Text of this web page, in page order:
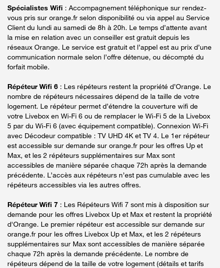
Spécialistes Wifi : Accompagnement téléphonique sur rendez-
vous pris sur orange.fr selon disponibilité ou via appel au Service
Client du lundi au samedi de 8h à 20h. Le temps d’attente avant
la mise en relation avec un conseiller est gratuit depuis les
réseaux Orange. Le service est gratuit et l’appel est au prix d’une
communication normale selon l’offre détenue, ou décompté du
forfait mobile.
Répéteur Wifi 6 : Les répéteurs restent la propriété d’Orange. Le
nombre de répéteurs nécessaires dépend de la taille de votre
logement. Le répéteur permet d’étendre la couverture wifi de
votre Livebox en Wi-Fi 6 ou de remplacer le Wi-Fi 5 de la Livebox
5 par du Wi-Fi 6 (avec équipement compatible). Connexion Wi-Fi
avec Décodeur compatible : TV UHD 4K et TV 4. Le 1er répéteur
est accessible sur demande sur orange.fr pour les offres Up et
Max, et les 2 répéteurs supplémentaires sur Max sont
accessibles de manière séparée chaque 72h après la demande
précédente. L’accès aux répéteurs n’est pas cumulable avec les
répéteurs accessibles via les autres offres.
Répéteur Wifi 7 : Les Répéteurs Wifi 7 sont mis à disposition sur
demande pour les offres Livebox Up et Max et restent la propriété
d'Orange. Le premier répéteur est accessible sur demande sur
orange.fr pour les offres Livebox Up et Max, et les 2 répéteurs
supplémentaires sur Max sont accessibles de manière séparée
chaque 72h après la demande précédente. Le nombre de
répéteurs dépend de la taille de votre logement (détails et tarifs